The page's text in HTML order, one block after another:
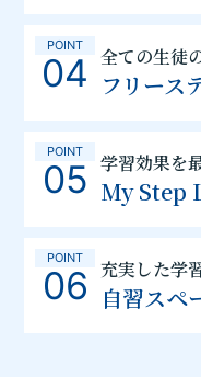
POINT
04 全ての生徒
フリース
POINT
05 学習効果を
My Step
POINT
06 充実した学
自習スペ